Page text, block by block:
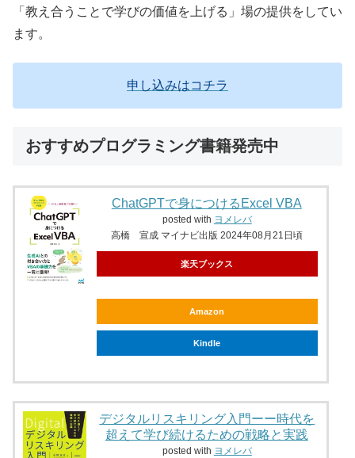
「教え合うことで学びの価値を上げる」場の提供をしてい
ます。
申し込みはコチラ
おすすめプログラミング書籍発売中
ChatGPTで身につけるExcel VBA
posted with ヨメレバ
高橋 宣成 マイナビ出版 2024年08月21日頃
楽天ブックス
Amazon
Kindle
デジタルリスキリング入門ーー時代を
超えて学び続けるための戦略と実践
posted with ヨメレバ